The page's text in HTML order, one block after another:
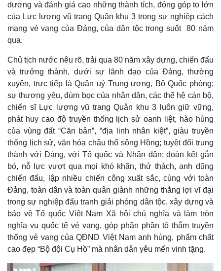
Kinh tế
Bất động sản
Khởi nghiệp
Thị trường
Giá vàng
Tiêu dùng
Tỷ giá
Chứng khoán
Giá cà phê
dương và đánh giá cao những thành tích, đóng góp to lớn
của Lực lượng vũ trang Quân khu 3 trong sự nghiệp cách
mạng vẻ vang của Đảng, của dân tộc trong suốt 80 năm
qua.
Chủ tịch nước nêu rõ, trải qua 80 năm xây dựng, chiến đấu
và trưởng thành, dưới sự lãnh đạo của Đảng, thường
xuyên, trực tiếp là Quân uỷ Trung ương, Bộ Quốc phòng;
sự thương yêu, đùm bọc của nhân dân, các thế hệ cán bộ,
chiến sĩ Lực lượng vũ trang Quân khu 3 luôn giữ vững,
phát huy cao độ truyền thống lịch sử oanh liệt, hào hùng
của vùng đất “Căn bản”, “địa linh nhân kiệt”, giàu truyền
thống lịch sử, văn hóa châu thổ sông Hồng; tuyệt đối trung
thành với Đảng, với Tổ quốc và Nhân dân; đoàn kết gắn
bó, nỗ lực vượt qua mọi khó khăn, thử thách, anh dũng
chiến đấu, lập nhiều chiến công xuất sắc, cùng với toàn
Đảng, toàn dân và toàn quân giành những thắng lợi vĩ đại
trong sự nghiệp đấu tranh giải phóng dân tộc, xây dựng và
bảo vệ Tổ quốc Việt Nam Xã hội chủ nghĩa và làm tròn
nghĩa vụ quốc tế vẻ vang, góp phần phần tô thắm truyền
thống vẻ vang của QĐND Việt Nam anh hùng, phẩm chất
cao đẹp “Bộ đội Cụ Hồ” mà nhân dân yêu mến vinh tặng.